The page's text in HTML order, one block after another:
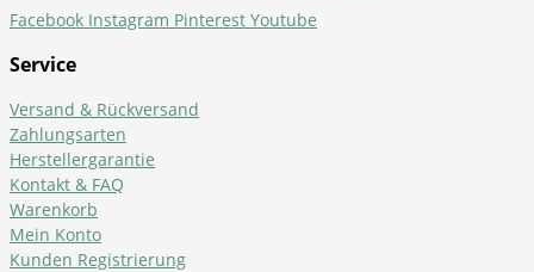
Facebook Instagram Pinterest Youtube
Service
Versand & Rückversand
Zahlungsarten
Herstellergarantie
Kontakt & FAQ
Warenkorb
Mein Konto
Kunden Registrierung